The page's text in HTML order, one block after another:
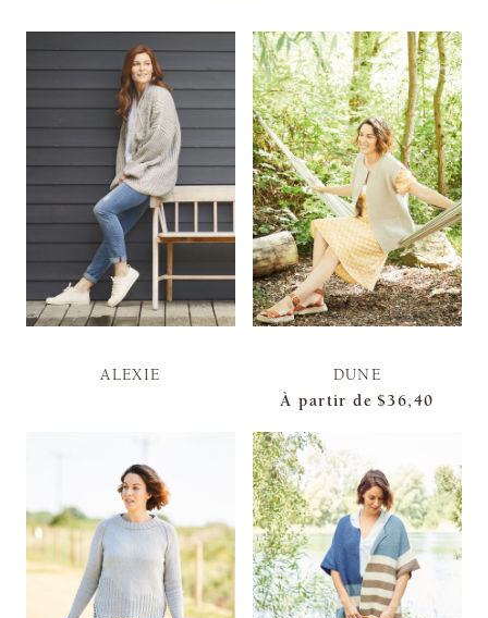
ALEXIE
DUNE
À partir de $36,40